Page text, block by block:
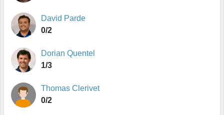
David Parde
0/2
Dorian Quentel
1/3
Thomas Clerivet
0/2